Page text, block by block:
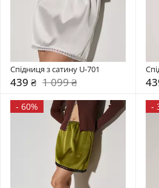
Спідниця з сатину U-701
439 ₴ 1 099 ₴
- 60% -